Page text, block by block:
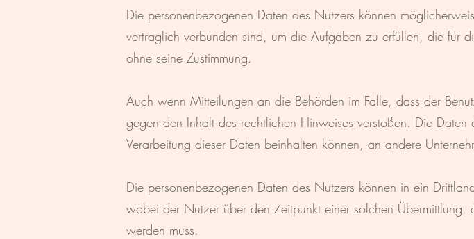
Die personenbezogenen Daten des Nutzers können
vertraglich verbunden sind, um die Aufgaben zu erfüllen, die für
ohne seine Zustimmung.
Auch wenn Mitteilungen an die Behörden im Falle, dass der
gegen den Inhalt des rechtlichen Hinweises verstoßen. Die
Verarbeitung dieser Daten beinhalten können, an andere
Die personenbezogenen Daten des Nutzers können in ein
wobei der Nutzer über den Zeitpunkt einer solchen
werden muss.